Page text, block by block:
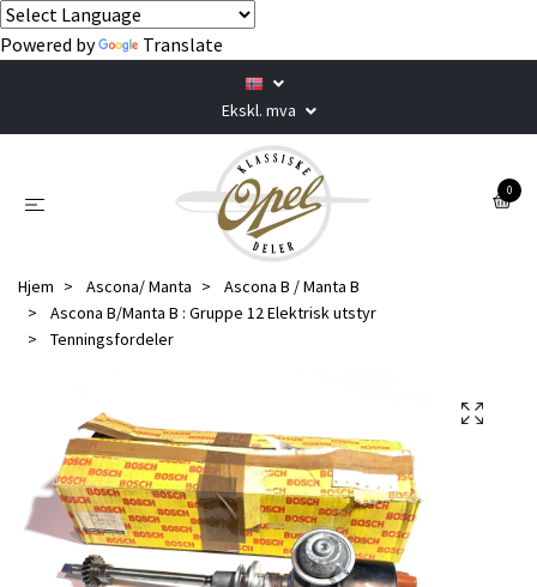
Powered by Translate
Ekskl. mva
0
Hjem Ascona/ Manta
Ascona B / Manta B
Ascona B/Manta B : Gruppe 12 Elektrisk utstyr
Tenningsfordeler